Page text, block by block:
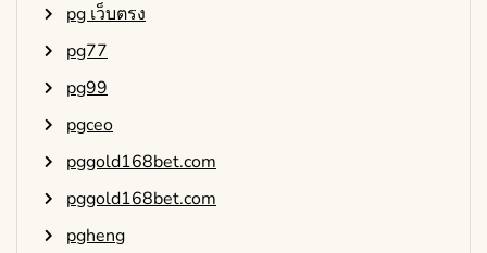
pg เว็บตรง
pg77
pg99
pgceo
pggold168bet.com
pggold168bet.com
pgheng